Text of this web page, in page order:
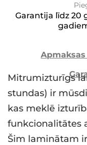
Garantija līdz 20
Mitrumizturīgs
stundas) ir
kas meklē
funkcionalitātes
Šim laminātam